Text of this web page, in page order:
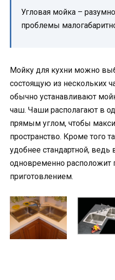
Угловая мойка –
проблемы
Мойку для кухни можно
состоящую из нескольких
обычно устанавливают
чаш. Чаши располагают в
прямым углом, чтобы
пространство. Кроме того
удобнее стандартной,
одновременно расположит
приготовлением.